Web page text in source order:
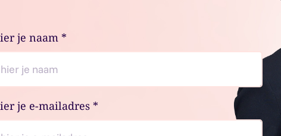
je naam *
je e-mailadres *